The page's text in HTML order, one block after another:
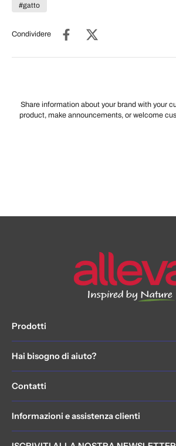
#gatto
Condividere
Share information about your brand with your
product, make announcements, or welcome
Prodotti
Hai bisogno di aiuto?
Contatti
Informazioni e assistenza clienti